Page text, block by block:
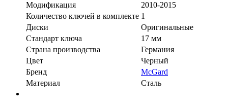
Модификация
2010-2015
Количество ключей в комплекте 1
Диски
Оригинальные
Стандарт ключа
17 мм
Страна производства
Германия
Цвет
Черный
Бренд
McGard
Материал
Сталь